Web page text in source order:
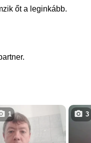
őt a leginkább.
1 3